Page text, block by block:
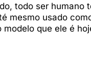
todo ser humano
mesmo usado
que ele é